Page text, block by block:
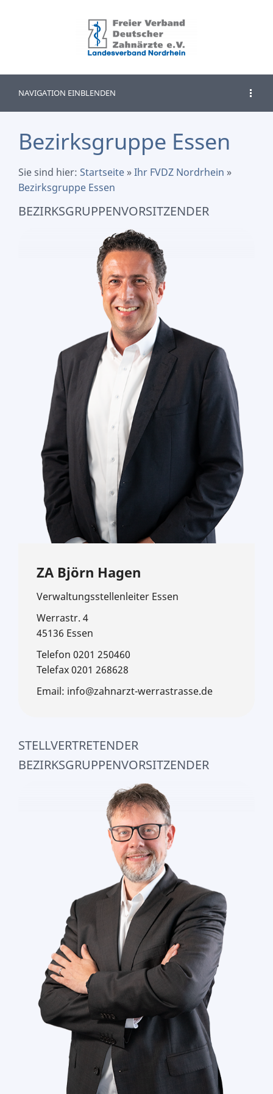
NAVIGATION EINBLENDEN
Bezirksgruppe Essen
Sie sind hier: Startseite »Ihr FVDZ Nordrhein »
Bezirksgruppe Essen
BEZIRKSGRUPPENVORSITZENDER
ZA Björn Hagen
Verwaltungsstellenleiter Essen
Werrastr. 4
45136 Essen
Telefon 0201 250460
Telefax 0201 268628
Email: info@zahnarzt-werrastrasse.de
STELLVERTRETENDER
BEZIRKSGRUPPENVORSITZENDER